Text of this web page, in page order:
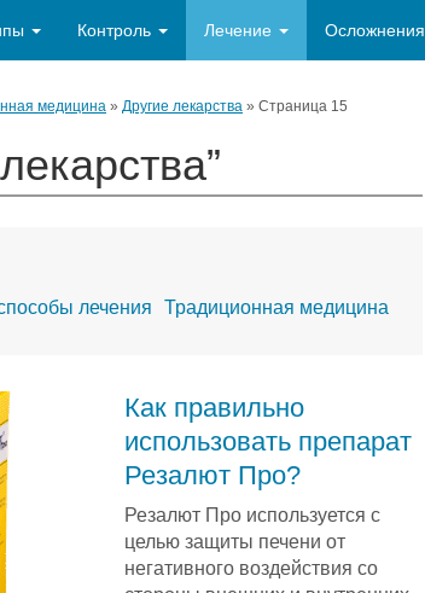
Контроль Лечение Осложнения
медицина » Другие лекарства » Страница 15
лечения Традиционная медицина
Как правильно
использовать препарат
Резалют Про?
Резалют Про используется с
целью защиты печени от
негативного воздействия со